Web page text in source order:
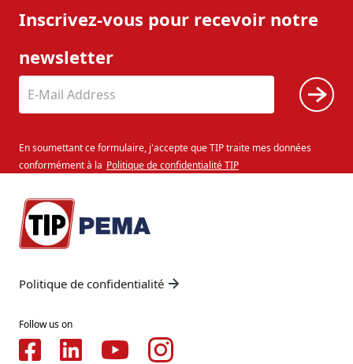
Inscrivez-vous pour recevoir notre
newsletter
En soumettant ce formulaire, j'accepte que TIP traite mes données
conformément à la Politique de confidentialité TIP
Politique de confidentialité
Follow us on